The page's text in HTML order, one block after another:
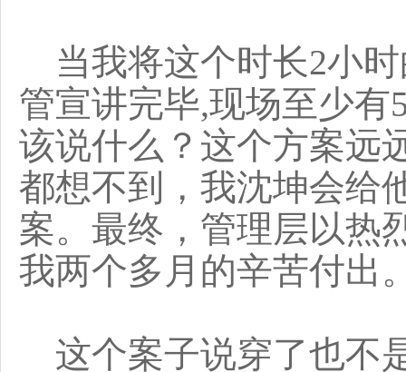
当我将这个时长2小时
管宣讲完毕,现场至少
该说什么？这个方案远
都想不到，我沈坤会给
案。最终，管理层以热
我两个多月的辛苦付出
这个案子说穿了也不